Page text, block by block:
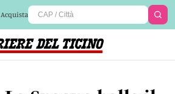
Acquista